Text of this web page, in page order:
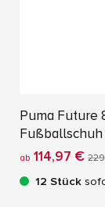
Puma Future
Fußballschuh
ab 114,97 €
12 Stück